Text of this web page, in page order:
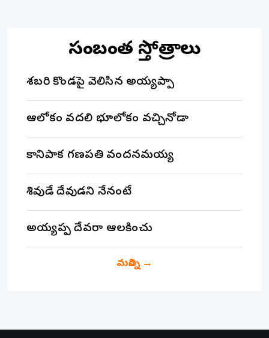
సంబంధిత స్తోత్రాలు
శబరి కొండపై వెలిసిన అయ్యప్పా
ఆలోకం వదలి భూలోకం వచ్చినోడా
కానిపాక గణపతి వందనమయ్య
శివుడే దేవుడని నేనంటే
అయ్యప్ప దేవరా ఆలకించు
మరిన్ని→